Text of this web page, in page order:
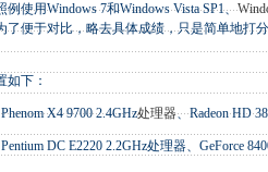
用Windows 7和Windows Vista SP1、
了便于对比，略去具体成绩，只是简单地打
如下：
X4 9700 2.4GHz处理器、Radeon HD
DC E2220 2.2GHz处理器、GeForce